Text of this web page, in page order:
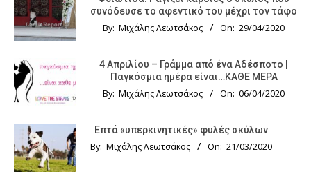
συνόδευσε το αφεντικό του μέχρι τον τάφο
By: Μιχάλης Λεωτσάκος On: 29/04/2020
4 Απριλίου – Γράμμα από ένα Αδέσποτο |
Παγκόσμια ημέρα είναι…ΚΑΘΕ ΜΕΡΑ
By: Μιχάλης Λεωτσάκος On: 06/04/2020
Επτά «υπερκινητικές» φυλές σκύλων
By: Μιχάλης Λεωτσάκος On: 21/03/2020